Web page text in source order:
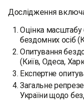
Дослідження
Оцінка масштабу
бездомних осіб
Опитування
(Київ, Одеса,
Експертне
Загальне
України щодо